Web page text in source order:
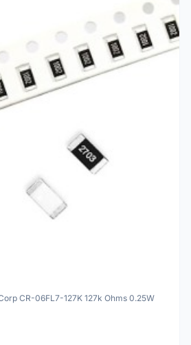
CR-06FL7-127K 127k Ohms 0.25W